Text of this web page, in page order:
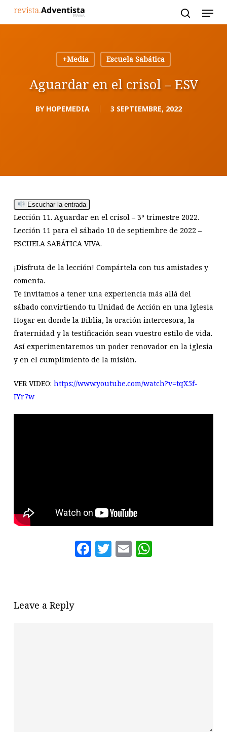
+Media
Escuela Sabática
Aguardar en el crisol – ESV
BY HOPEMEDIA 3 SEPTIEMBRE, 2022
Escuchar la entrada
Lección 11. Aguardar en el crisol – 3º trimestre 2022.
Lección 11 para el sábado 10 de septiembre de 2022 –
ESCUELA SABÁTICA VIVA.
¡Disfruta de la lección! Compártela con tus amistades y
comenta.
Te invitamos a tener una experiencia más allá del
sábado convirtiendo tu Unidad de Acción en una Iglesia
Hogar en donde la Biblia, la oración intercesora, la
fraternidad y la testificación sean vuestro estilo de vida.
Así experimentaremos un poder renovador en la iglesia
y en el cumplimiento de la misión.
VER VIDEO: https://www.youtube.com/watch?v=tqX5f-
IYr7w
Facebook
Twitter
Email
Leave a Reply